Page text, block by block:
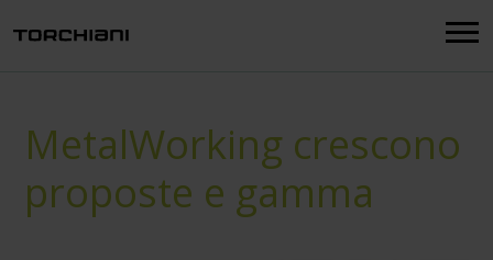
MetalWorking crescono
proposte e gamma